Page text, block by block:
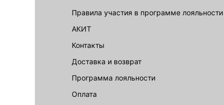
Правила участия в программе лояльности
АКИТ
Контакты
Доставка и возврат
Программа лояльности
Оплата